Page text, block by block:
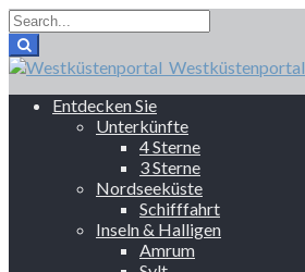
Westküstenportal
Entdecken Sie
Unterkünfte
4 Sterne
3 Sterne
Nordseeküste
Schifffahrt
Inseln & Halligen
Amrum